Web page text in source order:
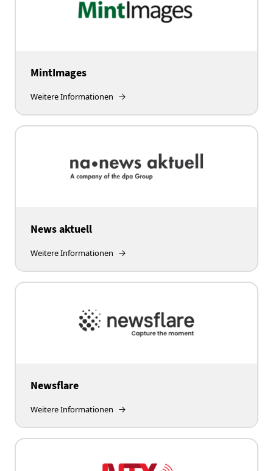
MintImages
Weitere Informationen
News aktuell
Weitere Informationen
Newsflare
Weitere Informationen